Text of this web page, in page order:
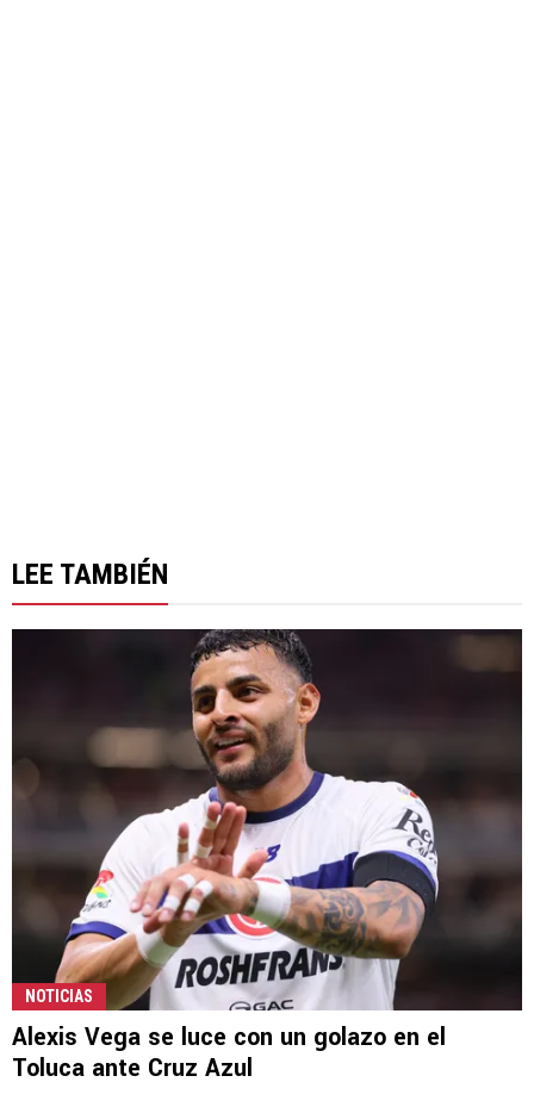
LEE TAMBIÉN
NOTICIAS
Alexis Vega se luce con un golazo en el
Toluca ante Cruz Azul